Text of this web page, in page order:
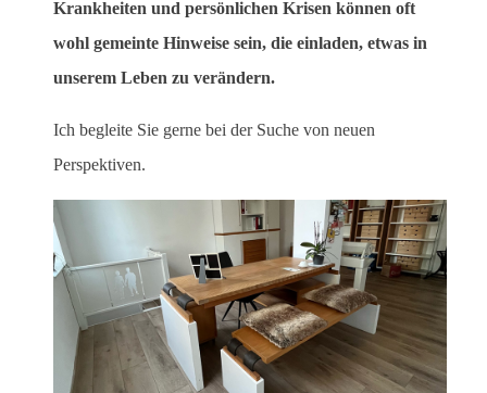
Krankheiten und persönlichen Krisen können oft
wohl gemeinte Hinweise sein, die einladen, etwas in
unserem Leben zu verändern.
Ich begleite Sie gerne bei der Suche von neuen
Perspektiven.